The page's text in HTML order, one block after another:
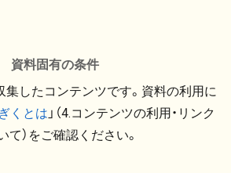
資料固有の条件
集したコンテンツです。資料の利用に
くとは 」（4.コンテンツの利用・リンク
て）をご確認ください。